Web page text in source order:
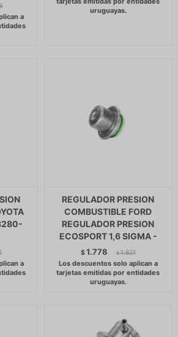
REGULADOR PRESION
COMBUSTIBLE FORD
REGULADOR PRESION
ECOSPORT 1,6 SIGMA -
$1.778 $ 1.821